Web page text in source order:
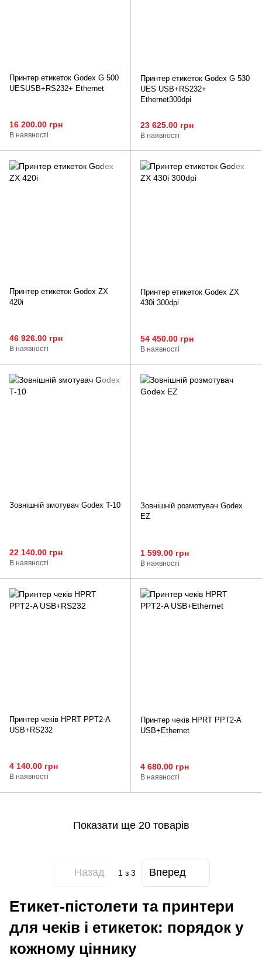
Принтер етикеток Godex G 500
UESUSB+RS232+ Ethernet
16 200.00 грн
В наявності
Принтер етикеток Godex G 530
UES USB+RS232+
Ethernet300dpi
23 625.00 грн
В наявності
Принтер етикеток Godex ZX
420i
46 926.00 грн
В наявності
Принтер етикеток Godex ZX
430i 300dpi
54 450.00 грн
В наявності
Зовнішній змотувач Godex T-10
22 140.00 грн
В наявності
Зовнішній розмотувач Godex
EZ
1 599.00 грн
В наявності
Принтер чеків HPRT PPT2-A
USB+RS232
4 140.00 грн
В наявності
Принтер чеків HPRT PPT2-A
USB+Ethernet
4 680.00 грн
В наявності
Показати ще 20 товарів
Назад 1 з 3 Вперед
Етикет-пістолети та принтери
для чеків і етикеток: порядок у
кожному ціннику